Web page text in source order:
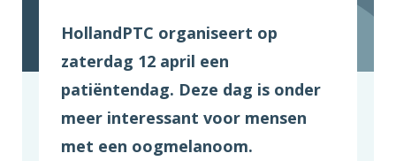
HollandPTC organiseert op
zaterdag 12 april een
patiëntendag. Deze dag is onder
meer interessant voor mensen
met een oogmelanoom.